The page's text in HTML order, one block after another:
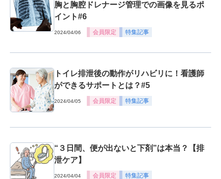
胸と胸腔ドレナージ管理での画像を見るポ
イント#6
2024/04/06 会員限定 特集記事
トイレ排泄後の動作がリハビリに！看護師
ができるサポートとは？#5
2024/04/05 会員限定 特集記事
“３日間、便が出ないと下剤”は本当？【排
泄ケア】
2024/04/04 会員限定 特集記事